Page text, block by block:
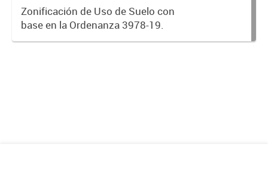
Zonificación de Uso de Suelo con
base en la Ordenanza 3978-19.